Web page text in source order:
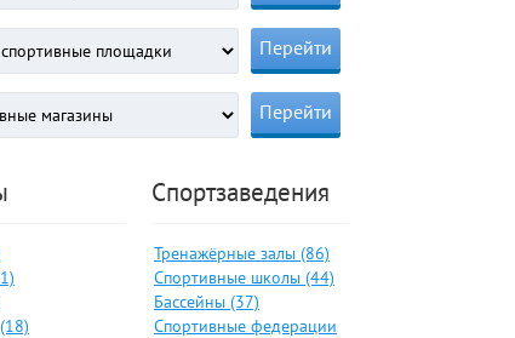
Спортзаведения
Тренажёрные залы (86)
Спортивные школы (44)
Бассейны (37)
Спортивные федерации